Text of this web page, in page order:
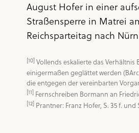
August Hofer in einer
Straßensperre in Matrei
Reichsparteitag nach
[10] Vollends eskalierte das
einigermaßen geglättet werden
[11]
[12] Prantner: Franz Hofer, S. 35 f.